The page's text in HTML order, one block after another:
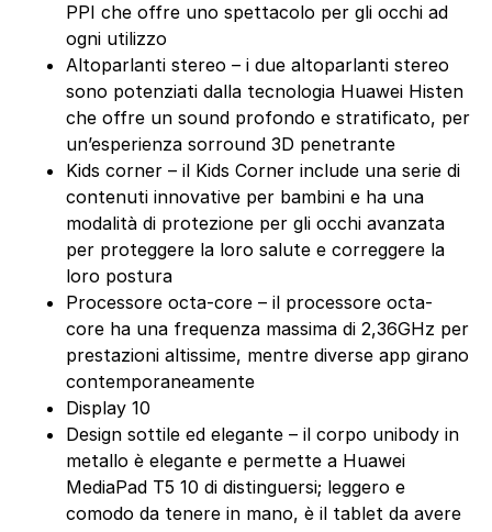
PPI che offre uno spettacolo per gli occhi ad
ogni utilizzo
Altoparlanti stereo – i due altoparlanti stereo
sono potenziati dalla tecnologia Huawei Histen
che offre un sound profondo e stratificato, per
un’esperienza sorround 3D penetrante
Kids corner – il Kids Corner include una serie di
contenuti innovative per bambini e ha una
modalità di protezione per gli occhi avanzata
per proteggere la loro salute e correggere la
loro postura
Processore octa-core – il processore octa-
core ha una frequenza massima di 2,36GHz per
prestazioni altissime, mentre diverse app girano
contemporaneamente
Display 10
Design sottile ed elegante – il corpo unibody in
metallo è elegante e permette a Huawei
MediaPad T5 10 di distinguersi; leggero e
comodo da tenere in mano, è il tablet da avere